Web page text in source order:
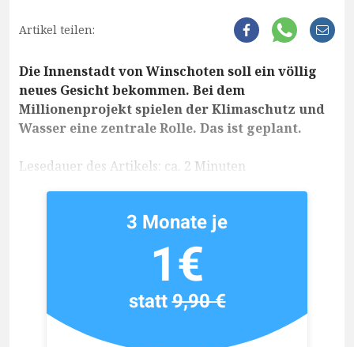
Artikel teilen:
Die Innenstadt von Winschoten soll ein völlig
neues Gesicht bekommen. Bei dem
Millionenprojekt spielen der Klimaschutz und
Wasser eine zentrale Rolle. Das ist geplant.
Lesedauer des Artikels: ca. 2 Minuten
3 Monate je
1€
statt9,90 €